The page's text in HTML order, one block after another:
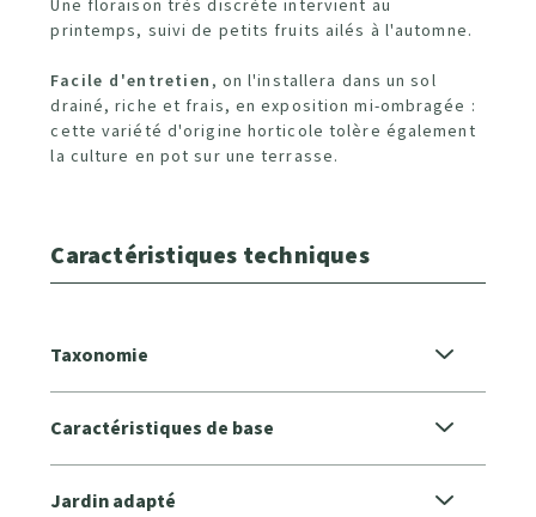
Une floraison très discrète intervient au
printemps, suivi de petits fruits ailés à l'automne.
Facile d'entretien, on l'installera dans un sol
drainé, riche et frais, en exposition mi-ombragée :
cette variété d'origine horticole tolère également
la culture en pot sur une terrasse.
Caractéristiques techniques
Taxonomie
Caractéristiques de base
Jardin adapté